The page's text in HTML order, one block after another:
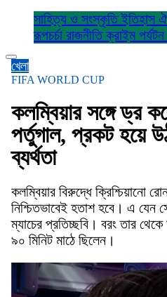
সাহিত্য ও সংস্কৃতিইতিহাস
রূপচর্চা রাজনীতিক্রাইম পর্যটন
খেলা
FIFA WORLD CUP
কলম্বিয়ার সঙ্গে ড্র
পর্তুগাল, প্রকট হয়ে
ব্যর্থতা
কলম্বিয়ার বিরুদ্ধে ক্রিশ্চিয়ানো
নিশ্চিতভাবেই হতাশ হবে। এ যেন
ম্যাচের প্রতিচ্ছবি। বরং তার
৯০ মিনিট মাঠে ছিলেন।